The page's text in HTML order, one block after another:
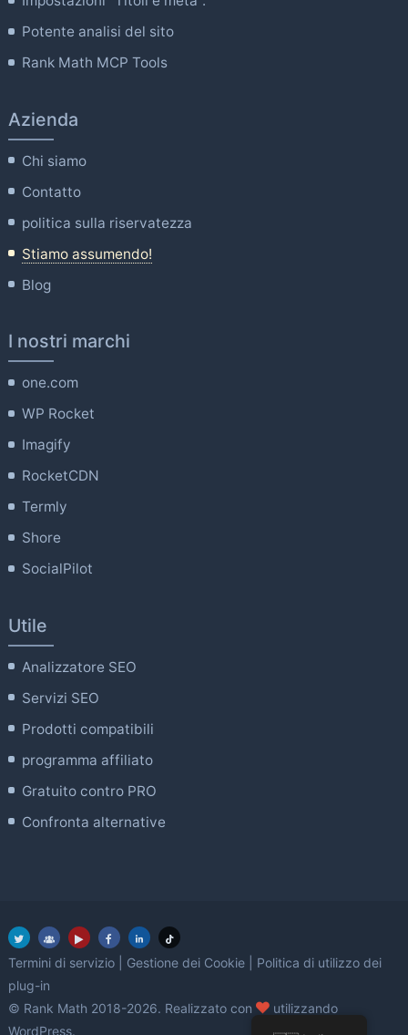
Potente analisi del sito
Rank Math MCP Tools
Azienda
Chi siamo
Contatto
politica sulla riservatezza
Stiamo assumendo!
Blog
I nostri marchi
one.com
WP Rocket
Imagify
RocketCDN
Termly
Shore
SocialPilot
Utile
Analizzatore SEO
Servizi SEO
Prodotti compatibili
programma affiliato
Gratuito contro PRO
Confronta alternative
Termini di servizio Gestione dei Cookie
Politica di utilizzo dei
plug-in
© Rank Math 2018-2026. Realizzato con
amore
utilizzando
WordPress.